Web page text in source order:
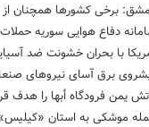
برخی کشورها همچنان از
دفاع هوایی سوریه
با بحران خشونت ضد
برق آسای نیروهای
یمن فرودگاه أبها را هدف
موشکی به استان